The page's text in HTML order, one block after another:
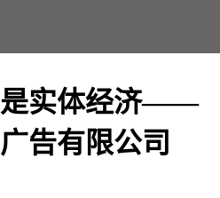
是实体经济——
告有限公司